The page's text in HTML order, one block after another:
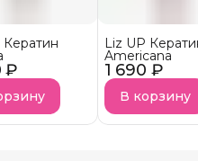
₽
Кератин
1 690 ₽
Liz UP
Americana
В корзину